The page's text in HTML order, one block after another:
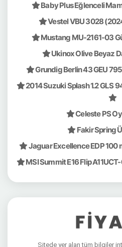
Baby Plus Eğlenceli
Vestel VBU 3028
Mustang MU-2161-03
Ukinox Olive Beyaz
Grundig Berlin 43 GEU
2014 Suzuki Splash 1.2 GLS
Celeste PS
Fakir Spring
Jaguar Excellence EDP 100
MSI Summit E16 Flip
Sitede yer alan tüm bilgiler